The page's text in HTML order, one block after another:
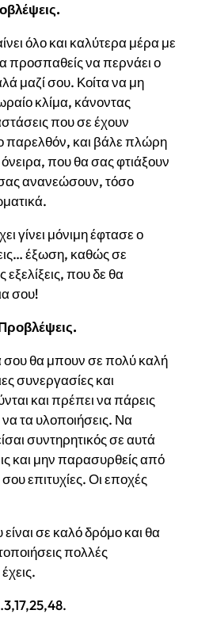
όλο και καλύτερα μέρα με
προσπαθείς να περνάει ο
μαζί σου. Κοίτα να μη
κλίμα, κάνοντας
που σε έχουν
παρελθόν, και βάλε πλώρη
όνειρα, που θα σας φτιάξουν
ανανεώσουν, τόσο
γίνει μόνιμη έφτασε ο
έξωση, καθώς σε
εξελίξεις, που δε θα
σου!
σου θα μπουν σε πολύ καλή
συνεργασίες και
και πρέπει να πάρεις
τα υλοποιήσεις. Να
συντηρητικός σε αυτά
και μην παρασυρθείς από
επιτυχίες. Οι εποχές
σε καλό δρόμο και θα
πολλές